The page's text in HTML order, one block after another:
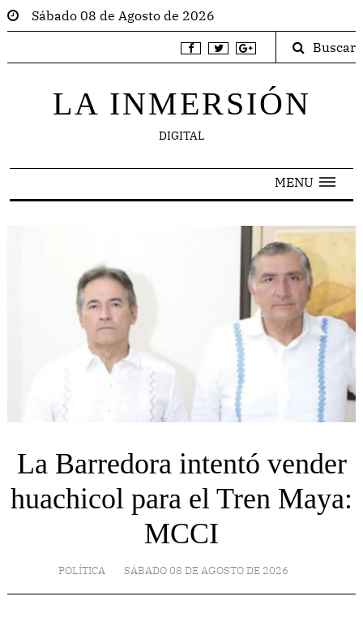
Sábado 08 de Agosto de 2026
Buscar
LA INMERSIÓN
DIGITAL
MENU
La Barredora intentó vender
huachicol para el Tren Maya:
MCCI
POLÍTICA SÁBADO 08 DE AGOSTO DE 2026